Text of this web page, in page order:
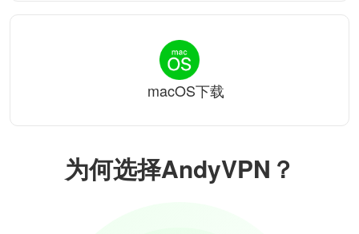
为何选择AndyVPN？
macOS下载